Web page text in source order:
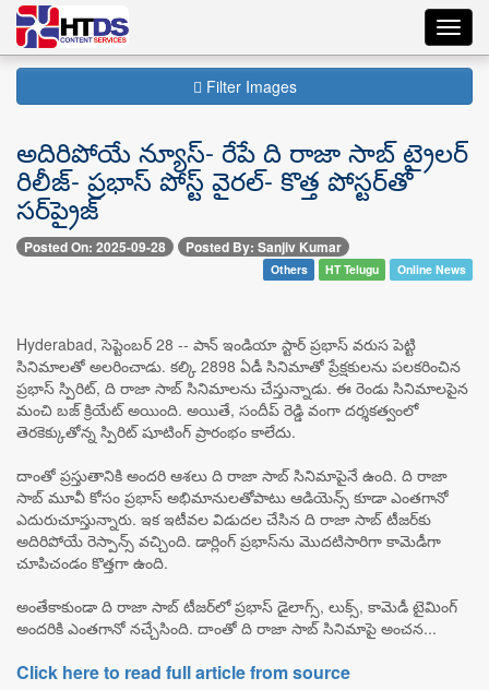
Filter Images
అదిరిపోయే న్యూస్- రేపే ది రాజా సాబ్ ట్రైలర్
రిలీజ్- ప్రభాస్ పోస్ట్ వైరల్- కొత్త పోస్టర్‌తో
సర్‌ప్రైజ్
Posted On: 2025-09-28 Posted By: Sanjiv Kumar
Others HT Telugu Online News
Hyderabad, సెప్టెంబర్ 28 -- పాన్ ఇండియా స్టార్ ప్రభాస్ వరుస పెట్టి
సినిమాలతో అలరించాడు. కల్కి 2898 ఏడీ సినిమాతో ప్రేక్షకులను పలకరించిన
ప్రభాస్ స్పిరిట్, ది రాజా సాబ్ సినిమాలను చేస్తున్నాడు. ఈ రెండు సినిమాలపైన
మంచి బజ్ క్రియేట్ అయింది. అయితే, సందీప్ రెడ్డి వంగా దర్శకత్వంలో
తెరకెక్కుతోన్న స్పిరిట్ షూటింగ్ ప్రారంభం కాలేదు.
దాంతో ప్రస్తుతానికి అందరి ఆశలు ది రాజా సాబ్ సినిమాపైనే ఉంది. ది రాజా
సాబ్ మూవీ కోసం ప్రభాస్ అభిమానులతోపాటు ఆడియెన్స్ కూడా ఎంతగానో
ఎదురుచూస్తున్నారు. ఇక ఇటీవల విడుదల చేసిన ది రాజా సాబ్ టీజర్‌కు
అదిరిపోయే రెస్పాన్స్ వచ్చింది. డార్లింగ్ ప్రభాస్‌ను మొదటిసారిగా కామెడీగా
చూపిచండం కొత్తగా ఉంది.
అంతేకాకుండా ది రాజా సాబ్ టీజర్‌లో ప్రభాస్ డైలాగ్స్, లుక్స్, కామెడీ టైమింగ్
అందరికి ఎంతగానో నచ్చేసింది. దాంతో ది రాజా సాబ్ సినిమాపై అంచన...
Click here to read full article from source